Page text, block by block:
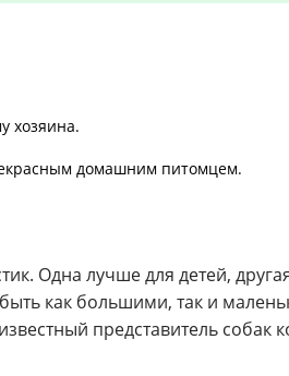
хозяина.
домашним питомцем.
Одна лучше для детей,
как большими, так и
представитель собак